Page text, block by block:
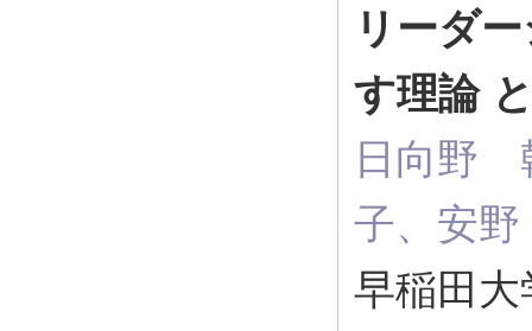
リーダ
す理論
日向野
子、安
早稲田